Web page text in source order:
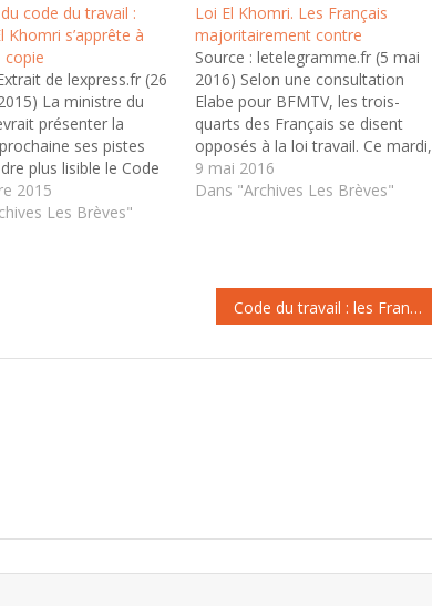
code du travail :
Khomri s’apprête à
copie
de lexpress.fr (26
La ministre du
présenter la
ses pistes
plus lisible le Code
Une réforme que le
entend mener
2015
Les Brèves"
Loi El Khomri. Les Français
majoritairement contre
Source : letelegramme.fr (5 mai
2016) Selon une consultation
Elabe pour BFMTV, les trois-
quarts des Français se disent
opposés à la loi travail. Ce mardi,
le texte de la loi travail, porté par
la ministre Myriam El Khomri
9 mai 2016
Dans "Archives Les Brèves"
Code du travail : les Français veulent tout changer